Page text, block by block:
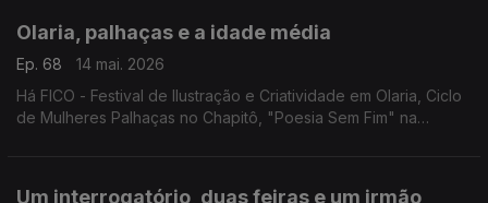
Olaria, palhaças e a idade média
Ep. 68
14 mai. 2026
Há FICO - Festival de Ilustração e Criatividade em Olaria, Ciclo
de Mulheres Palhaças no Chapitô, "Poesia Sem Fim" na
Um interrogatório, duas feiras e um irmão